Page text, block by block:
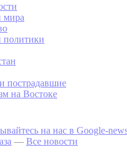
мира
политики
пострадавшие
на Востоке
на наc в Google-
— Все новости